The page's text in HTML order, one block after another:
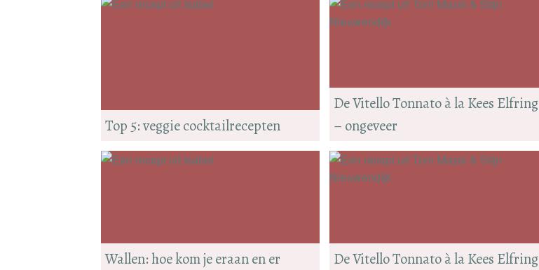
De Vitello Tonnato à la Kees Elfring
– ongeveer
Top 5: veggie cocktailrecepten
De Vitello Tonnato à la Kees Elfring
Wallen: hoe kom je eraan en er